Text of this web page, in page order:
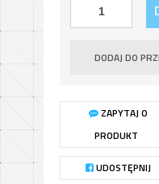
DODAJ DO
ZAPYTAJ O
PRODUKT
UDOSTĘPNIJ